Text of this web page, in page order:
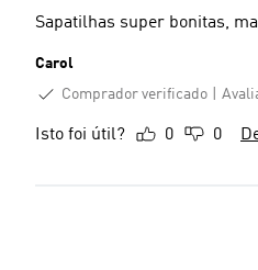
Sapatilhas super bonitas,
Carol
Comprador verificado
Isto foi útil? 0 0